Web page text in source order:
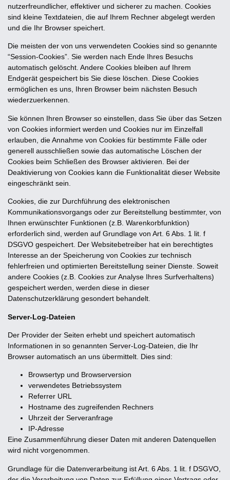
nutzerfreundlicher, effektiver und sicherer zu machen. Cookies
sind kleine Textdateien, die auf Ihrem Rechner abgelegt werden
und die Ihr Browser speichert.
Die meisten der von uns verwendeten Cookies sind so genannte
“Session-Cookies”. Sie werden nach Ende Ihres Besuchs
automatisch gelöscht. Andere Cookies bleiben auf Ihrem
Endgerät gespeichert bis Sie diese löschen. Diese Cookies
ermöglichen es uns, Ihren Browser beim nächsten Besuch
wiederzuerkennen.
Sie können Ihren Browser so einstellen, dass Sie über das Setzen
von Cookies informiert werden und Cookies nur im Einzelfall
erlauben, die Annahme von Cookies für bestimmte Fälle oder
generell ausschließen sowie das automatische Löschen der
Cookies beim Schließen des Browser aktivieren. Bei der
Deaktivierung von Cookies kann die Funktionalität dieser Website
eingeschränkt sein.
Cookies, die zur Durchführung des elektronischen
Kommunikationsvorgangs oder zur Bereitstellung bestimmter, von
Ihnen erwünschter Funktionen (z.B. Warenkorbfunktion)
erforderlich sind, werden auf Grundlage von Art. 6 Abs. 1 lit. f
DSGVO gespeichert. Der Websitebetreiber hat ein berechtigtes
Interesse an der Speicherung von Cookies zur technisch
fehlerfreien und optimierten Bereitstellung seiner Dienste. Soweit
andere Cookies (z.B. Cookies zur Analyse Ihres Surfverhaltens)
gespeichert werden, werden diese in dieser
Datenschutzerklärung gesondert behandelt.
Server-Log-Dateien
Der Provider der Seiten erhebt und speichert automatisch
Informationen in so genannten Server-Log-Dateien, die Ihr
Browser automatisch an uns übermittelt. Dies sind:
Browsertyp und Browserversion
verwendetes Betriebssystem
Referrer URL
Hostname des zugreifenden Rechners
Uhrzeit der Serveranfrage
IP-Adresse
Eine Zusammenführung dieser Daten mit anderen Datenquellen
wird nicht vorgenommen.
Grundlage für die Datenverarbeitung ist Art. 6 Abs. 1 lit. f DSGVO,